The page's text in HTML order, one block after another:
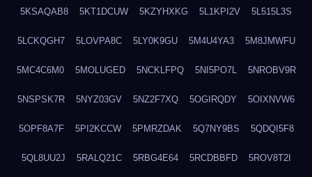
5KSAQAB8 5KT1DCUW 5KZYHXKG 5L1KPI2V 5L515L3S
5LCKQGH7 5LOVPA8C 5LY0K9GU 5M4U4YA3 5M8JMWFU
5MC4C6M0 5MOLUGED 5NCKLFPQ 5NI5PO7L 5NROBV9R
5NSPSK7R 5NYZ03GV 5NZ2F7XQ 5OGIRQDY 5OIXNVW6
5OPF8A7F 5PI2KCCW 5PMRZDAK 5Q7NY9BS 5QDQI5F8
5QL8UU2J 5RALQ21C 5RBG4E64 5RCDBBFD 5ROV8T2I